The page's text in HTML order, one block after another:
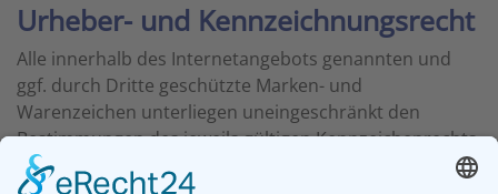
Urheber- und Kennzeichnungsrecht
Alle innerhalb des Internetangebots genannten und
ggf. durch Dritte geschützte Marken- und
Warenzeichen unterliegen uneingeschränkt den
Bestimmungen des jeweils gültigen Kennzeichenrechts
und den Besitzrechten des jeweiligen eingetragenen